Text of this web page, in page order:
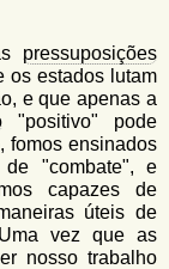
pressuposições
os estados lutam
e que apenas a
"positivo" pode
fomos ensinados
de "combate", e
capazes de
úteis de
vez que as
nosso trabalho